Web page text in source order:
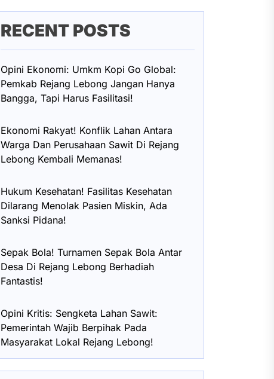
RECENT POSTS
Opini Ekonomi: Umkm Kopi Go Global:
Pemkab Rejang Lebong Jangan Hanya
Bangga, Tapi Harus Fasilitasi!
Ekonomi Rakyat! Konflik Lahan Antara
Warga Dan Perusahaan Sawit Di Rejang
Lebong Kembali Memanas!
Hukum Kesehatan! Fasilitas Kesehatan
Dilarang Menolak Pasien Miskin, Ada
Sanksi Pidana!
Sepak Bola! Turnamen Sepak Bola Antar
Desa Di Rejang Lebong Berhadiah
Fantastis!
Opini Kritis: Sengketa Lahan Sawit:
Pemerintah Wajib Berpihak Pada
Masyarakat Lokal Rejang Lebong!